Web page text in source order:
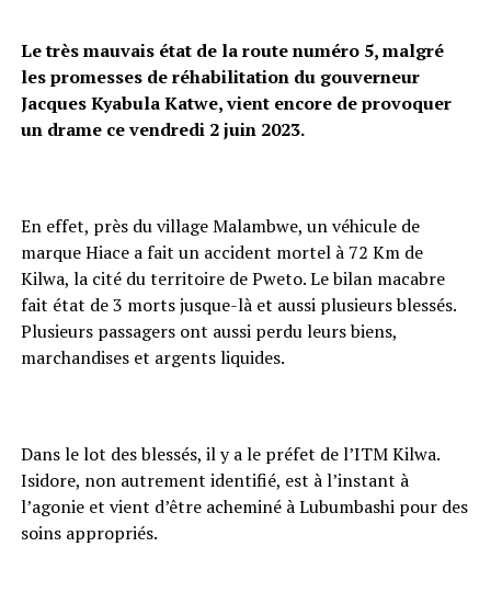
Le très mauvais état de la route numéro 5, malgré
les promesses de réhabilitation du gouverneur
Jacques Kyabula Katwe, vient encore de provoquer
un drame ce vendredi 2 juin 2023.
En effet, près du village Malambwe, un véhicule de
marque Hiace a fait un accident mortel à 72 Km de
Kilwa, la cité du territoire de Pweto. Le bilan macabre
fait état de 3 morts jusque-là et aussi plusieurs blessés.
Plusieurs passagers ont aussi perdu leurs biens,
marchandises et argents liquides.
Dans le lot des blessés, il y a le préfet de l’ITM Kilwa.
Isidore, non autrement identifié, est à l’instant à
l’agonie et vient d’être acheminé à Lubumbashi pour des
soins appropriés.